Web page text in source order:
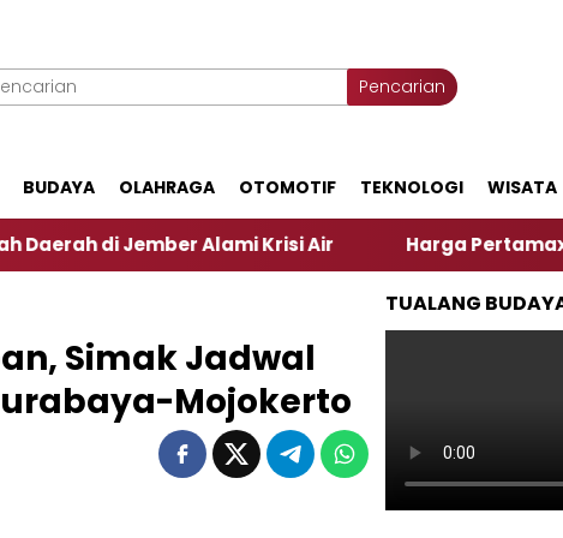
Pencarian
BUDAYA OLAHRAGA OTOMOTIF TEKNOLOGI WISATA
Jember Alami Krisi Air Harga Pertamax Turun Per
Simak Jadwal
Mojokerto
TUALANG